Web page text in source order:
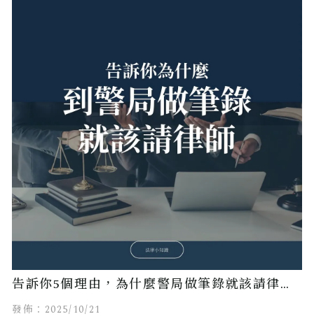
告訴你5個理由，為什麼警局做筆錄就該請律
師！
發佈：2025/10/21